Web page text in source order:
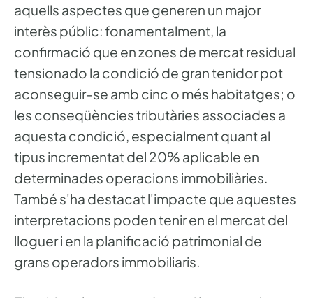
aquells aspectes que generen un major
interès públic: fonamentalment, la
confirmació que en zones de mercat residual
tensionado la condició de gran tenidor pot
aconseguir-se amb cinc o més habitatges; o
les conseqüències tributàries associades a
aquesta condició, especialment quant al
tipus incrementat del 20% aplicable en
determinades operacions immobiliàries.
També s'ha destacat l'impacte que aquestes
interpretacions poden tenir en el mercat del
lloguer i en la planificació patrimonial de
grans operadors immobiliaris.